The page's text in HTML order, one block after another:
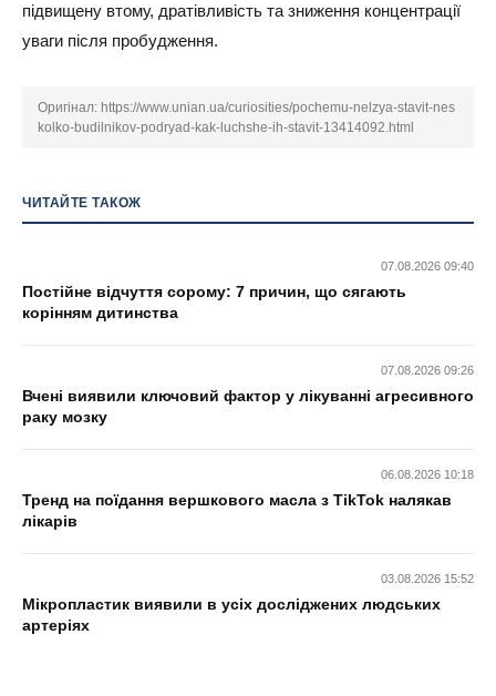
підвищену втому, дратівливість та зниження концентрації
уваги після пробудження.
Оригінал: https://www.unian.ua/curiosities/pochemu-nelzya-stavit-nes
kolko-budilnikov-podryad-kak-luchshe-ih-stavit-13414092.html
ЧИТАЙТЕ ТАКОЖ
07.08.2026 09:40
Постійне відчуття сорому: 7 причин, що сягають
корінням дитинства
07.08.2026 09:26
Вчені виявили ключовий фактор у лікуванні агресивного
раку мозку
06.08.2026 10:18
Тренд на поїдання вершкового масла з TikTok налякав
лікарів
03.08.2026 15:52
Мікропластик виявили в усіх досліджених людських
артеріях